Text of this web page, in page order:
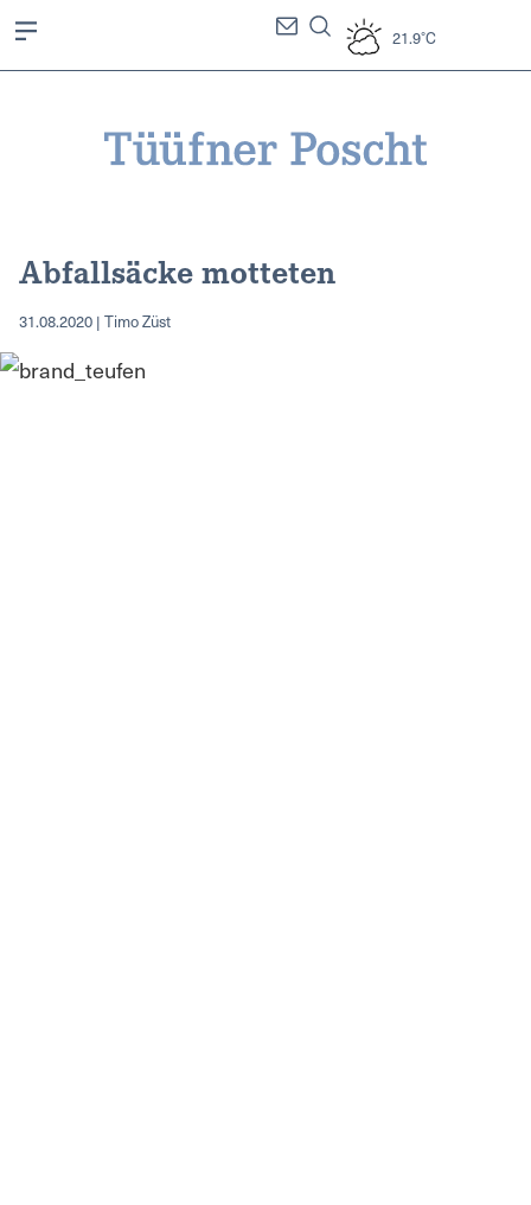
21.9°C
Abfallsäcke motteten
31.08.2020 | Timo Züst